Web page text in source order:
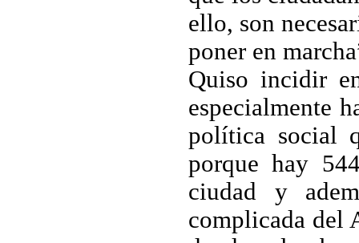
ello, son
poner en
Quiso incidir
especialmente
política social
porque hay
ciudad y
complicada del